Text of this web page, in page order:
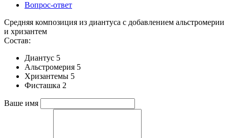
Вопрос-ответ
Средняя композиция из диантуса c добавлением альстромерии
и хризантем
Состав:
Диантус 5
Альстромерия 5
Хризантемы 5
Фисташка 2
Ваше имя